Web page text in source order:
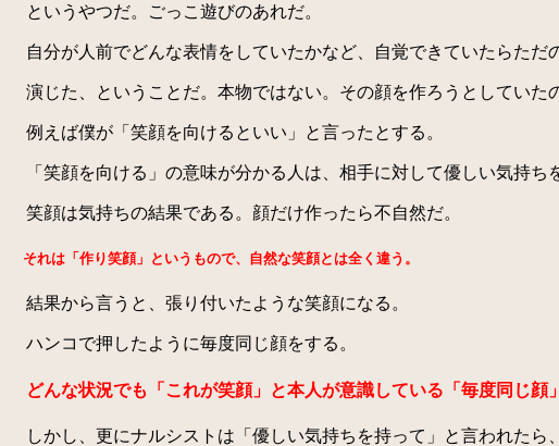
というやつだ。ごっこ遊びのあれだ。
自分が人前でどんな表情をしていたかなど、自覚できていたらただ
演じた、ということだ。本物ではない。その顔を作ろうとしていた
例えば僕が「笑顔を向けるといい」と言ったとする。
「笑顔を向ける」の意味が分かる人は、相手に対して優しい気持ち
笑顔は気持ちの結果である。顔だけ作ったら不自然だ。
それは「作り笑顔」というもので、自然な笑顔とは全く違う。
結果から言うと、張り付いたような笑顔になる。
ハンコで押したように毎度同じ顔をする。
どんな状況でも「これが笑顔」と本人が意識している「毎度同じ顔
しかし、更にナルシストは「優しい気持ちを持って」と言われたら